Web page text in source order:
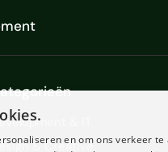
& IT
& Creativeen om ons verkeer